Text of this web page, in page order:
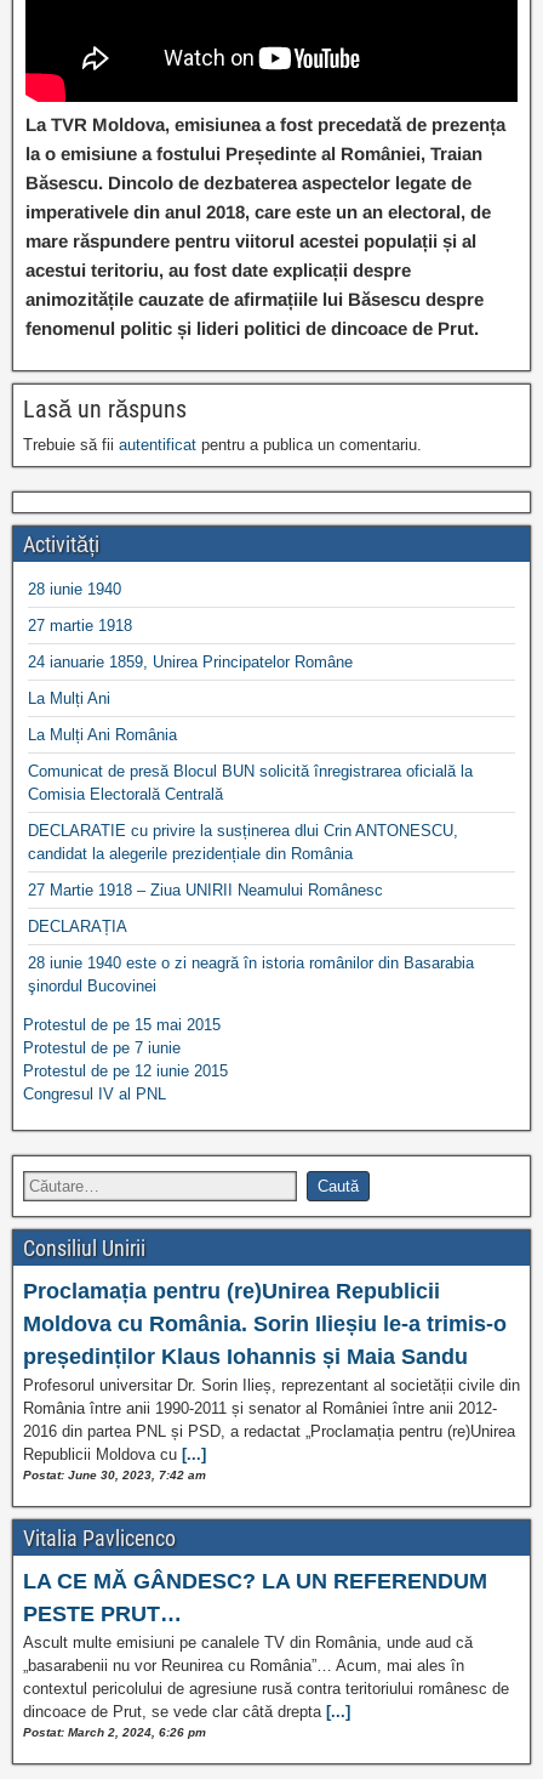
La TVR Moldova, emisiunea a fost precedată de prezența
la o emisiune a fostului Președinte al României, Traian
Băsescu. Dincolo de dezbaterea aspectelor legate de
imperativele din anul 2018, care este un an electoral, de
mare răspundere pentru viitorul acestei populații și al
acestui teritoriu, au fost date explicații despre
animozitățile cauzate de afirmațiile lui Băsescu despre
fenomenul politic și lideri politici de dincoace de Prut.
Lasă un răspuns
Trebuie să fii autentificat pentru a publica un comentariu.
Activități
28 iunie 1940
27 martie 1918
24 ianuarie 1859, Unirea Principatelor Române
La Mulți Ani
La Mulți Ani România
Comunicat de presă Blocul BUN solicită înregistrarea oficială la
Comisia Electorală Centrală
DECLARATIE cu privire la susținerea dlui Crin ANTONESCU,
candidat la alegerile prezidențiale din România
27 Martie 1918 – Ziua UNIRII Neamului Românesc
DECLARAȚIA
28 iunie 1940 este o zi neagră în istoria românilor din Basarabia
şinordul Bucovinei
Protestul de pe 15 mai 2015
Protestul de pe 7 iunie
Protestul de pe 12 iunie 2015
Congresul IV al PNL
Consiliul Unirii
Proclamația pentru (re)Unirea Republicii
Moldova cu România. Sorin Ilieșiu le-a trimis-o
președinților Klaus Iohannis și Maia Sandu
Profesorul universitar Dr. Sorin Ilieș, reprezentant al societății civile din
România între anii 1990-2011 și senator al României între anii 2012-
2016 din partea PNL și PSD, a redactat „Proclamația pentru (re)Unirea
Republicii Moldova cu [...]
Postat: June 30, 2023, 7:42 am
Vitalia Pavlicenco
LA CE MĂ GÂNDESC? LA UN REFERENDUM
PESTE PRUT…
Ascult multe emisiuni pe canalele TV din România, unde aud că
„basarabenii nu vor Reunirea cu România”… Acum, mai ales în
contextul pericolului de agresiune rusă contra teritoriului românesc de
dincoace de Prut, se vede clar câtă drepta[...]
Postat: March 2, 2024, 6:26 pm